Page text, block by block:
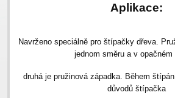
Aplikace:
Navrženo speciálně pro štípačky dřeva.
jednom směru a v opačném
druhá je pružinová západka. Během
důvodů štípačka